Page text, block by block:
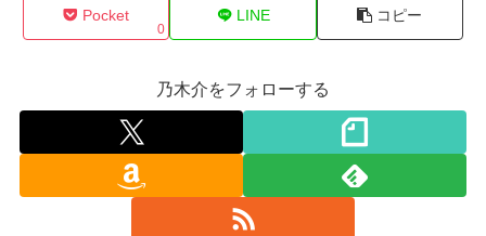
Pocket
0
LINE コピー
乃木介をフォローする